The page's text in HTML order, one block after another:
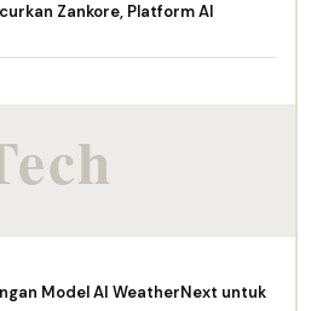
Zankore, Platform AI
Model AI WeatherNext untuk